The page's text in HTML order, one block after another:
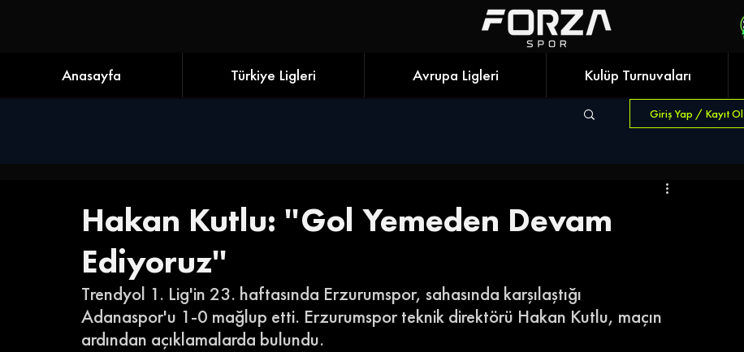
Anasayfa Türkiye Ligleri Avrupa Ligleri Kulüp Turnuvaları
Giriş Yap / Kayıt Ol
Hakan Kutlu: ''Gol Yemeden Devam
Ediyoruz''
Trendyol 1. Lig'in 23. haftasında Erzurumspor, sahasında karşılaştığı
Adanaspor'u 1-0 mağlup etti. Erzurumspor teknik direktörü Hakan Kutlu, maçın
ardından açıklamalarda bulundu.